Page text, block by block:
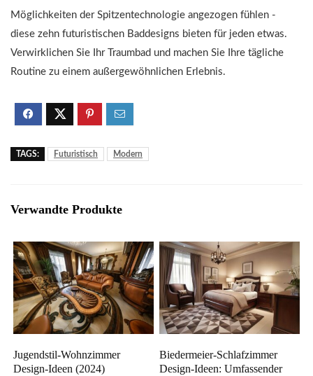
Möglichkeiten der Spitzentechnologie angezogen fühlen -
diese zehn futuristischen Baddesigns bieten für jeden etwas.
Verwirklichen Sie Ihr Traumbad und machen Sie Ihre tägliche
Routine zu einem außergewöhnlichen Erlebnis.
TAGS: Futuristisch Modern
Verwandte Produkte
Jugendstil-Wohnzimmer
Design-Ideen (2024)
Biedermeier-Schlafzimmer
Design-Ideen: Umfassender